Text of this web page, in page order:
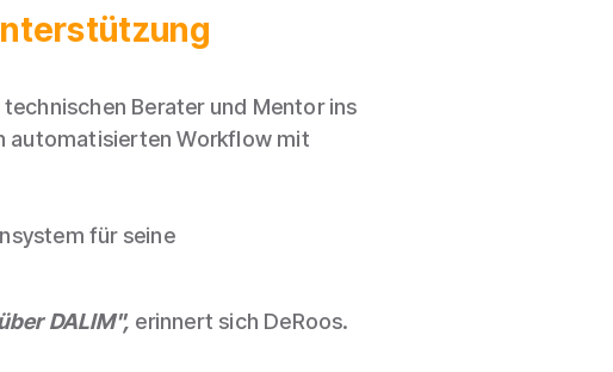
Berater und Mentor ins
automatisierten Workflow mit
für seine
DALIM", erinnert sich DeRoos.